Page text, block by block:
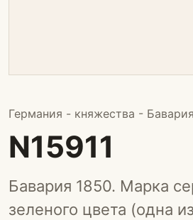
Германия - княжества - Бавария
N15911
Бавария 1850. Марка
зеленого цвета (одна